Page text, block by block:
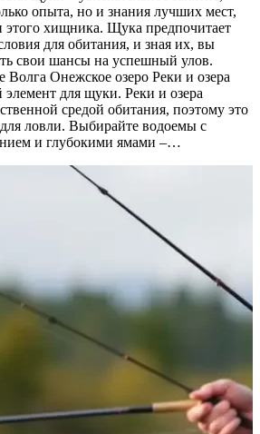
опыта, но и знания лучших мест,
этого хищника. Щука предпочитает
для обитания, и зная их, вы
свои шансы на успешный улов.
Волга Онежское озеро Реки и озера
для щуки. Реки и озера
средой обитания, поэтому это
ловли. Выбирайте водоемы с
и глубокими ямами –…